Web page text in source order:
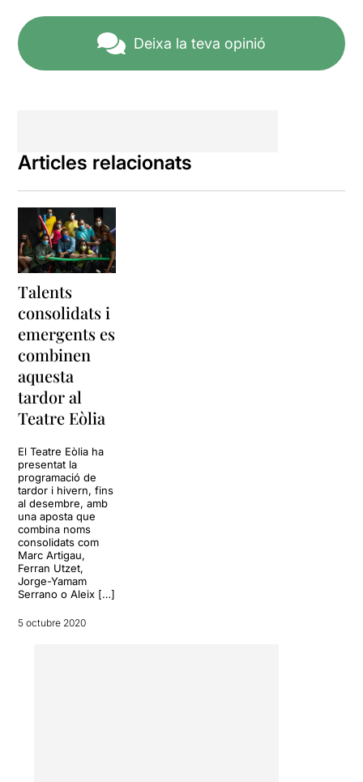
Deixa la teva opinió
Articles relacionats
Talents
consolidats i
emergents es
combinen
aquesta
tardor al
Teatre Eòlia
El Teatre Eòlia ha
presentat la
programació de
tardor i hivern, fins
al desembre, amb
una aposta que
combina noms
consolidats com
Marc Artigau,
Ferran Utzet,
Jorge-Yamam
Serrano o Aleix […]
5 octubre 2020